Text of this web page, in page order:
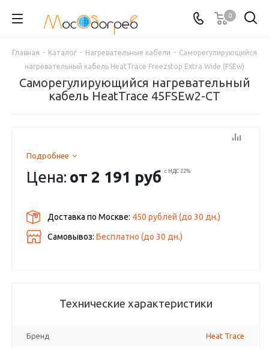
0
Главная - Каталог - Нагревательные кабели - Саморегулирующийся
нагревательный кабель HeatTrace Freezstop Extra Wide (FSEw)
Саморегулирующийся нагревательный
кабель HeatTrace 45FSEw2-CT
Подробнее
Цена: от2 191 руб с НДС 22%
Доставка по Москве: 450 рублей (до30 дн.)
Самовывоз:Бесплатно (до30 дн.)
Технические характеристики
Бренд Heat Trace